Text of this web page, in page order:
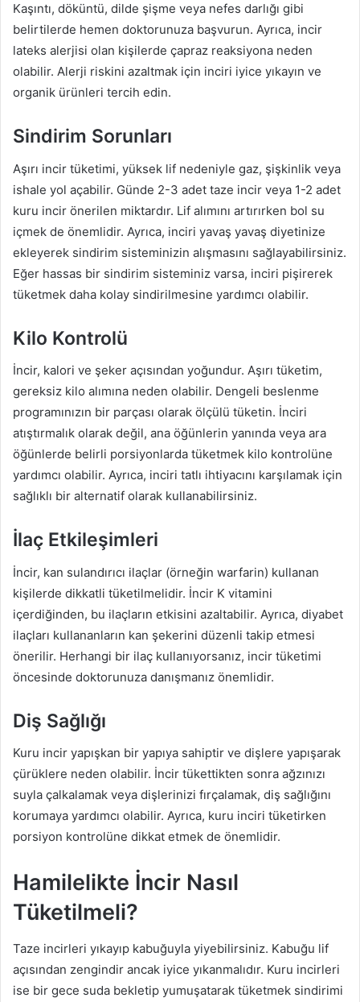
Kaşıntı, döküntü, dilde şişme veya nefes darlığı gibi
belirtilerde hemen doktorunuza başvurun. Ayrıca, incir
lateks alerjisi olan kişilerde çapraz reaksiyona neden
olabilir. Alerji riskini azaltmak için inciri iyice yıkayın ve
organik ürünleri tercih edin.
Sindirim Sorunları
Aşırı incir tüketimi, yüksek lif nedeniyle gaz, şişkinlik veya
ishale yol açabilir. Günde 2-3 adet taze incir veya 1-2 adet
kuru incir önerilen miktardır. Lif alımını artırırken bol su
içmek de önemlidir. Ayrıca, inciri yavaş yavaş diyetinize
ekleyerek sindirim sisteminizin alışmasını sağlayabilirsiniz.
Eğer hassas bir sindirim sisteminiz varsa, inciri pişirerek
tüketmek daha kolay sindirilmesine yardımcı olabilir.
Kilo Kontrolü
İncir, kalori ve şeker açısından yoğundur. Aşırı tüketim,
gereksiz kilo alımına neden olabilir. Dengeli beslenme
programınızın bir parçası olarak ölçülü tüketin. İnciri
atıştırmalık olarak değil, ana öğünlerin yanında veya ara
öğünlerde belirli porsiyonlarda tüketmek kilo kontrolüne
yardımcı olabilir. Ayrıca, inciri tatlı ihtiyacını karşılamak için
sağlıklı bir alternatif olarak kullanabilirsiniz.
İlaç Etkileşimleri
İncir, kan sulandırıcı ilaçlar (örneğin warfarin) kullanan
kişilerde dikkatli tüketilmelidir. İncir K vitamini
içerdiğinden, bu ilaçların etkisini azaltabilir. Ayrıca, diyabet
ilaçları kullananların kan şekerini düzenli takip etmesi
önerilir. Herhangi bir ilaç kullanıyorsanız, incir tüketimi
öncesinde doktorunuza danışmanız önemlidir.
Diş Sağlığı
Kuru incir yapışkan bir yapıya sahiptir ve dişlere yapışarak
çürüklere neden olabilir. İncir tükettikten sonra ağzınızı
suyla çalkalamak veya dişlerinizi fırçalamak, diş sağlığını
korumaya yardımcı olabilir. Ayrıca, kuru inciri tüketirken
porsiyon kontrolüne dikkat etmek de önemlidir.
Hamilelikte İncir Nasıl
Tüketilmeli?
Taze incirleri yıkayıp kabuğuyla yiyebilirsiniz. Kabuğu lif
açısından zengindir ancak iyice yıkanmalıdır. Kuru incirleri
ise bir gece suda bekletip yumuşatarak tüketmek sindirimi